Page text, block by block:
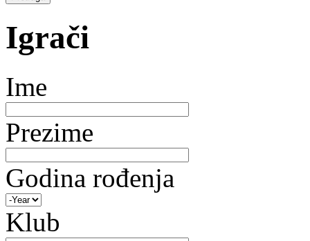
Igrači
Ime
Prezime
Godina rođenja
Klub